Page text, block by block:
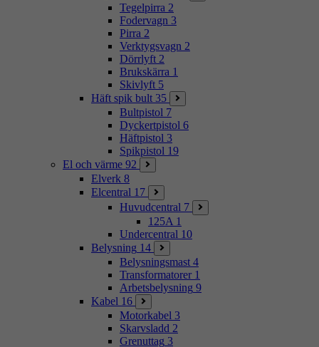
Tegelpirra 2
Fodervagn 3
Pirra 2
Verktygsvagn 2
Dörrlyft 2
Brukskärra 1
Skivlyft 5
Häft spik bult 35
Bultpistol 7
Dyckertpistol 6
Häftpistol 3
Spikpistol 19
El och värme 92
Elverk 8
Elcentral 17
Huvudcentral 7
125A 1
Undercentral 10
Belysning 14
Belysningsmast 4
Transformatorer 1
Arbetsbelysning 9
Kabel 16
Motorkabel 3
Skarvsladd 2
Grenuttag 3